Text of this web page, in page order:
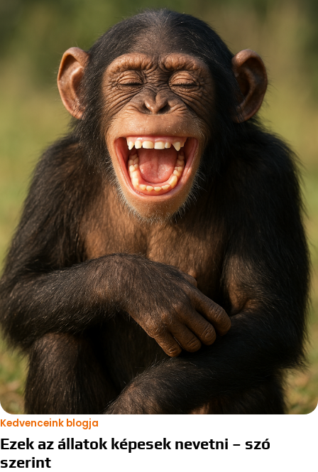
Kedvenceink blogja
Ezek az állatok képesek nevetni – szó
szerint